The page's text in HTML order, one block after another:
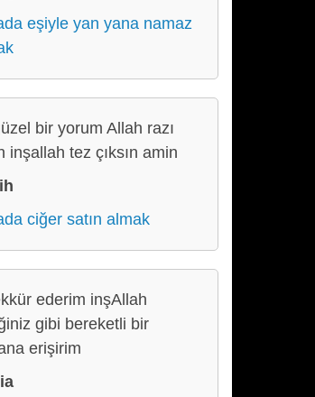
eşiyle yan yana namaz
bir yorum Allah razı
inşallah tez çıksın amin
ciğer satın almak
ederim inşAllah
gibi bereketli bir
erişirim